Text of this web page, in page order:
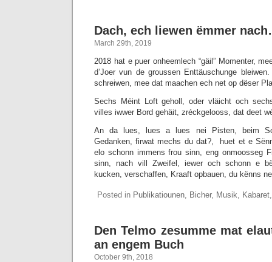
Dach, ech liewen ëmmer
March 29th, 2019
2018 hat e puer onheemlech “gäil” Momenter,
d’Joer vun de groussen Enttäuschunge
schreiwen, mee dat maachen ech net op dëser
Sechs Méint Loft geholl, oder vläicht och
villes iwwer Bord gehäit, zréckgelooss, dat deet
An da lues, lues a lues nei Pisten, beim
Gedanken, firwat mechs du dat?, huet et e
elo schonn immens frou sinn, eng onmoosseg
sinn, nach vill Zweifel, iewer och schonn e
kucken, verschaffen, Kraaft opbauen, du kënns
Posted in Publikatiounen, Bicher, Musik, Kabaret
Den Telmo zesumme mat
an engem Buch
October 9th, 2018